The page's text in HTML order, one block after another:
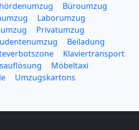
Büroumzug
Laborumzug
Privatumzug
Beiladung
Klaviertransport
Möbeltaxi
Umzugskartons